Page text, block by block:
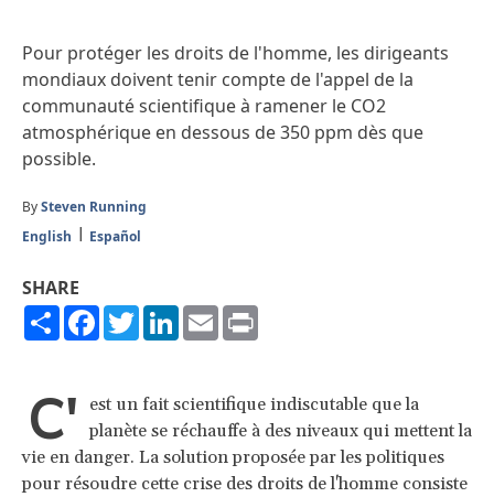
Pour protéger les droits de l'homme, les dirigeants
mondiaux doivent tenir compte de l'appel de la
communauté scientifique à ramener le CO2
atmosphérique en dessous de 350 ppm dès que
possible.
BySteven Running
English
Español
SHARE
ShareFacebook
TwitterLinkedIn
Email
C'
est un fait scientifique indiscutable que la
planète se réchauffe à des niveaux qui mettent la
vie en danger. La solution proposée par les politiques
pour résoudre cette crise des droits de l'homme consiste